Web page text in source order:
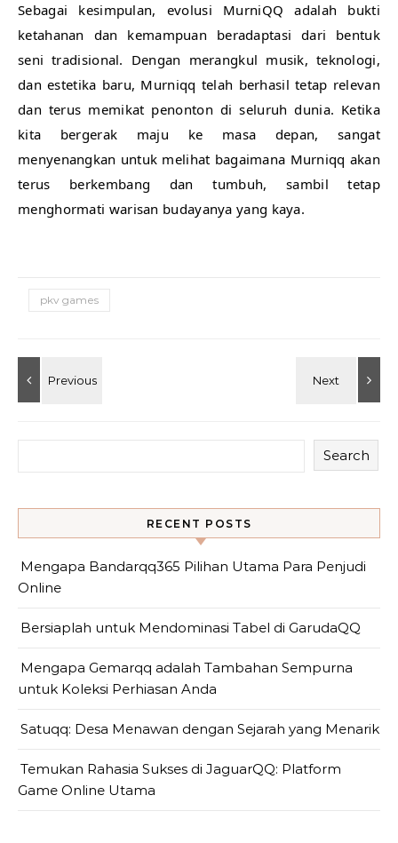
Sebagai kesimpulan, evolusi MurniQQ adalah bukti
ketahanan dan kemampuan beradaptasi dari bentuk
seni tradisional. Dengan merangkul musik, teknologi,
dan estetika baru, Murniqq telah berhasil tetap relevan
dan terus memikat penonton di seluruh dunia. Ketika
kita bergerak maju ke masa depan, sangat
menyenangkan untuk melihat bagaimana Murniqq akan
terus berkembang dan tumbuh, sambil tetap
menghormati warisan budayanya yang kaya.
pkv games
Search
RECENT POSTS
Mengapa Bandarqq365 Pilihan Utama Para Penjudi
Online
Bersiaplah untuk Mendominasi Tabel di GarudaQQ
Mengapa Gemarqq adalah Tambahan Sempurna
untuk Koleksi Perhiasan Anda
Satuqq: Desa Menawan dengan Sejarah yang Menarik
Temukan Rahasia Sukses di JaguarQQ: Platform
Game Online Utama